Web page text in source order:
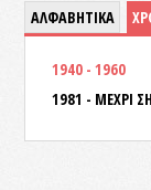
ΑΛΦΑΒΗΤΙΚΑ
1940 - 1960
1981 - ΜΕΧΡΙ